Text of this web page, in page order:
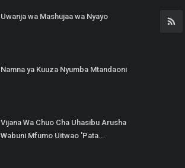
Uwanja wa Mashujaa wa Nyayo
Namna ya Kuuza Nyumba Mtandaoni
Vijana Wa Chuo Cha Uhasibu Arusha
Wabuni Mfumo Uitwao 'Pata...